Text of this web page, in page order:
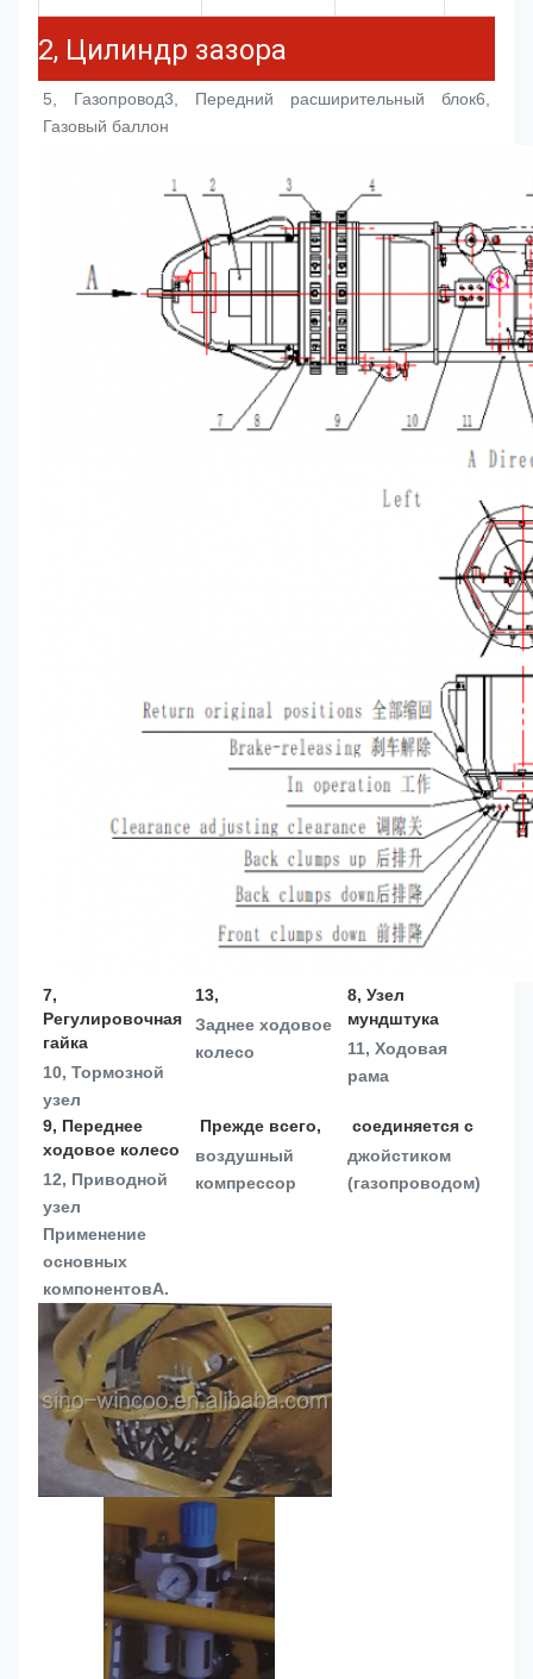
2, Цилиндр зазора
5, Газопровод3, Передний расширительный блок6,
Газовый баллон
7,
Регулировочная
гайка
10, Тормозной
узел
13,
Заднее ходовое
колесо
8, Узел
мундштука
11, Ходовая
рама
9, Переднее
ходовое колесо
12, Приводной
узел
Применение
основных
компонентовA.
Прежде всего,
воздушный
компрессор
соединяется с
джойстиком
(газопроводом)